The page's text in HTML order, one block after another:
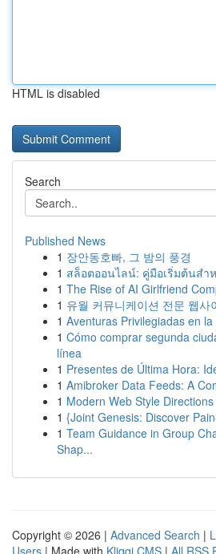
HTML is disabled
Search
Published News
1 장안동호빠, 그 밤의 풍경
1 สล็อตออนไลน์: คู่มือเริ่มต้นสำ
1 The Rise of AI Girlfriend
1 유월 커뮤니케이션 전문 웹사
1 Aventuras Privilegiadas en
1 Cómo comprar segunda
línea
1 Presentes de Última Hora:
1 Amibroker Data Feeds: A
1 Modern Web Style
1 {Joint Genesis: Discover
1 Team Guidance in Group
Shap...
Copyright © 2026 | Advanced Search |
Users | Made with Kliqqi CMS | All RSS